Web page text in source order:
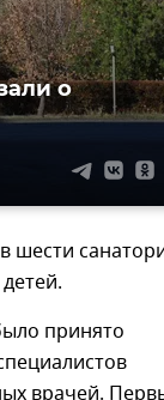
о
шести
принято
врачей.